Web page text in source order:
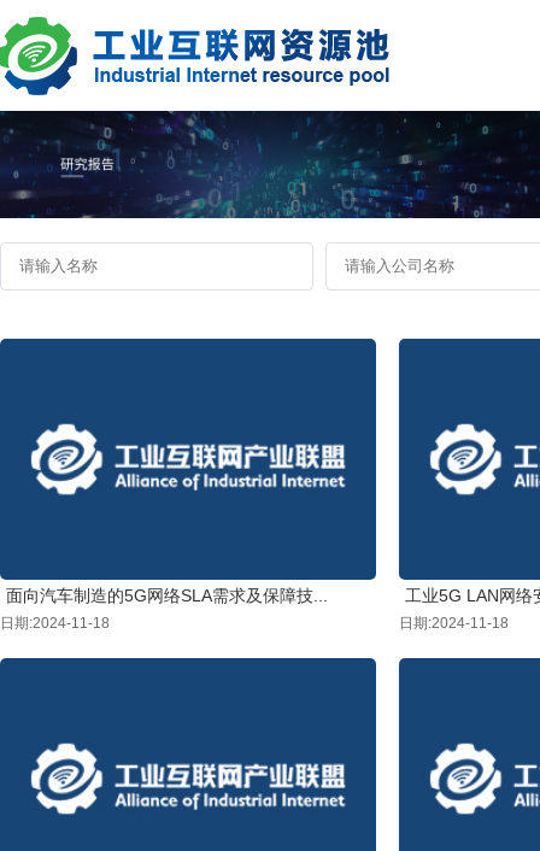
面向汽车制造的5G网络SLA需求及保障技...
日期:2024-11-18
工业5G LAN网络
日期:2024-11-18